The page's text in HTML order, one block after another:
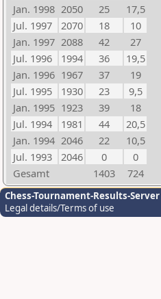
Jan. 1998 2050 25
17,5
Jul. 1997
2070 18
10
Jan. 1997 2088 42
27
Jul. 1996
1994 36
19,5
Jan. 1996 1967 37
19
Jul. 1995
1930 23
9,5
Jan. 1995 1923 39
18
Jul. 1994
1981 44
20,5
Jan. 1994 2046 22
10,5
Jul. 1993
2046 0
0
Gesamt
1403 724
Chess-Tournament-Results-Server
Legal details/Terms of use